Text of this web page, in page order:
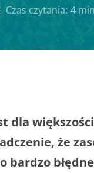
Czas czytania: 4 min
dla
że
bardzo